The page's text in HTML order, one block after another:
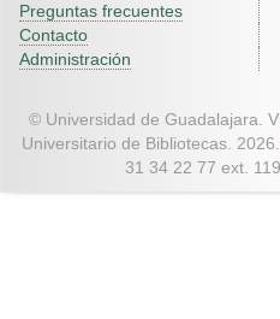
Preguntas frecuentes
Contacto
Administración
© Universidad de Guadalajara.
Universitario de Bibliotecas. 2026.
31 34 22 77 ext.